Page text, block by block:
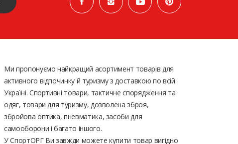
Ми пропонуємо найкращий асортимент товарів для
активного відпочинку й туризму з доставкою по всій
Україні. Спортивні товари, тактичне спорядження та
одяг, товари для туризму, дозволена зброя,
збройова оптика, пневматика, засоби для
самооборони і багато іншого.
У СпортОРГ Ви завжди можете купити товар вигідно